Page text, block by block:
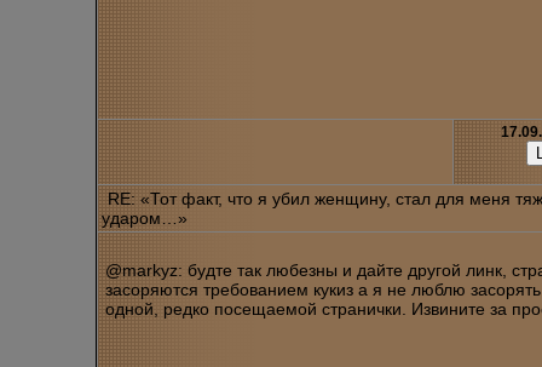
RE: «Тот факт, что я убил женщину, стал для меня
ударом…»
@markyz: будте так любезны и дайте другой линк,
засоряются требованием кукиз а я не люблю
одной, редко посещаемой странички. Извините за